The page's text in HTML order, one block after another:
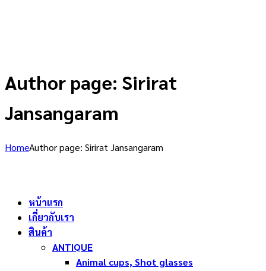
Author page: Sirirat
Jansangaram
HomeAuthor page: Sirirat Jansangaram
หน้าแรก
เกี่ยวกับเรา
สินค้า
ANTIQUE
Animal cups, Shot glasses